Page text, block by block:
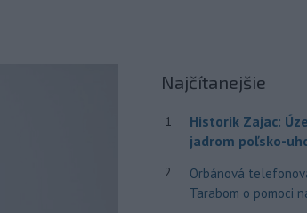
Najčítanejšie
1
Historik Zajac:
jadrom poľsko-
2
Orbánová
Tarabom o pomoci